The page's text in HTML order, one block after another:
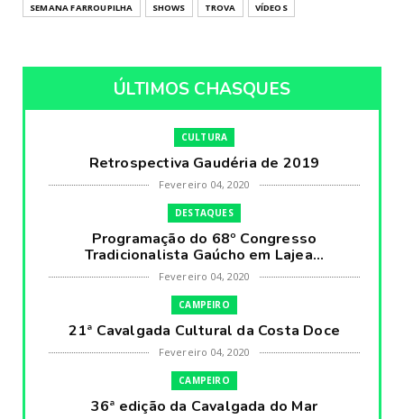
SEMANA FARROUPILHA
SHOWS TROVA VÍDEOS
ÚLTIMOS CHASQUES
CULTURA
Retrospectiva Gaudéria de 2019
Fevereiro 04, 2020
DESTAQUES
Programação do 68º Congresso
Tradicionalista Gaúcho em Lajea...
Fevereiro 04, 2020
CAMPEIRO
21ª Cavalgada Cultural da Costa Doce
Fevereiro 04, 2020
CAMPEIRO
36ª edição da Cavalgada do Mar